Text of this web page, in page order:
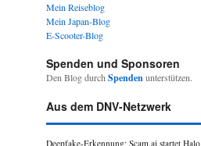
Mein Reiseblog
Mein Japan-Blog
E-Scooter-Blog
Spenden und Sponsoren
Den Blog durch Spendenunterstützen.
Aus dem DNV-Netzwerk
Deepfake-Erkennung: Scam.ai startet Halo